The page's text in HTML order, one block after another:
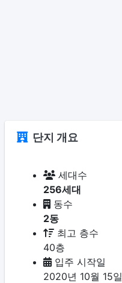
단지 개요
세대수
256세대
동수
2동
최고 층수
40층
입주 시작일
2020년 10월 15일